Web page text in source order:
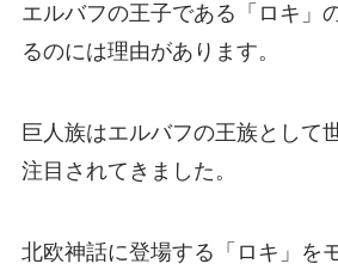
エルバフの王子である「ロキ」
るのには理由があります。
巨人族はエルバフの王族として
注目されてきました。
北欧神話に登場する「ロキ」を